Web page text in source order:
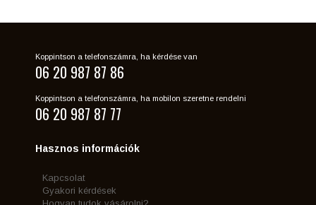
Koppintson a telefonszámra, ha kérdése van
06 20 987 87 86
Koppintson a telefonszámra, ha mobilon szeretne rendelni
06 20 987 87 77
Hasznos információk
Kapcsolat
Gyakori kérdések